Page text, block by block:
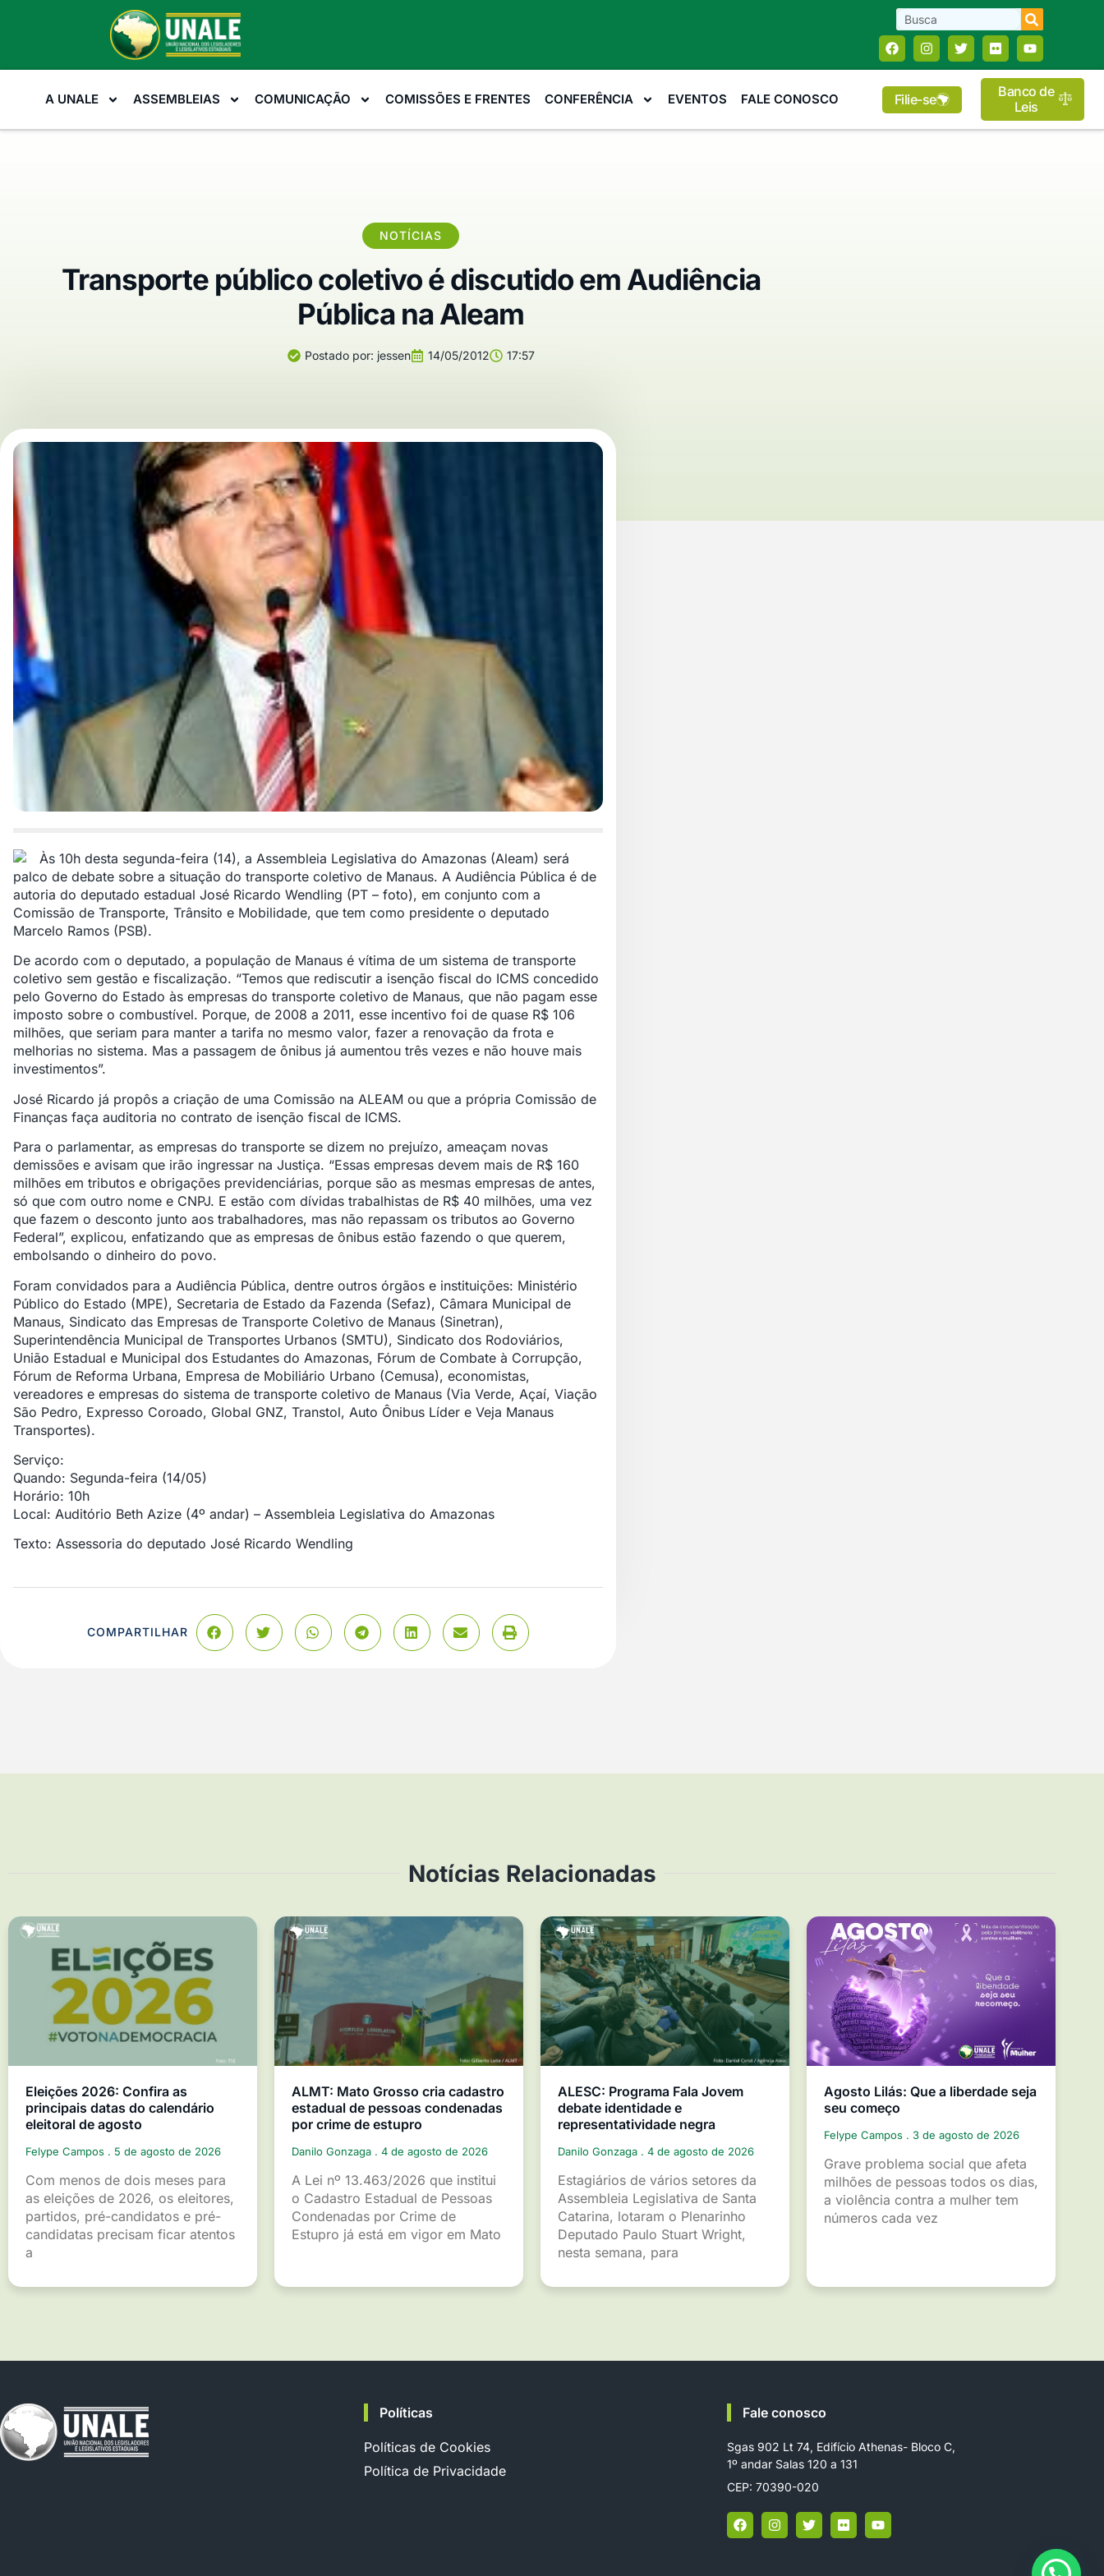
A UNALE ASSEMBLEIAS COMUNICAÇÃO COMISSÕES E FRENTES CONFERÊNCIA EVENTOS FALE CONOSCO Filie-se
Banco de
Leis
NOTÍCIAS
Transporte público coletivo é discutido em Audiência
Pública na Aleam
Postado por: jessen 14/05/2012 17:57
Às 10h desta segunda-feira (14), a Assembleia Legislativa do Amazonas (Aleam) será
palco de debate sobre a situação do transporte coletivo de Manaus. A Audiência Pública é de
autoria do deputado estadual José Ricardo Wendling (PT – foto), em conjunto com a
Comissão de Transporte, Trânsito e Mobilidade, que tem como presidente o deputado
Marcelo Ramos (PSB).
De acordo com o deputado, a população de Manaus é vítima de um sistema de transporte
coletivo sem gestão e fiscalização. “Temos que rediscutir a isenção fiscal do ICMS concedido
pelo Governo do Estado às empresas do transporte coletivo de Manaus, que não pagam esse
imposto sobre o combustível. Porque, de 2008 a 2011, esse incentivo foi de quase R$ 106
milhões, que seriam para manter a tarifa no mesmo valor, fazer a renovação da frota e
melhorias no sistema. Mas a passagem de ônibus já aumentou três vezes e não houve mais
investimentos”.
José Ricardo já propôs a criação de uma Comissão na ALEAM ou que a própria Comissão de
Finanças faça auditoria no contrato de isenção fiscal de ICMS.
Para o parlamentar, as empresas do transporte se dizem no prejuízo, ameaçam novas
demissões e avisam que irão ingressar na Justiça. “Essas empresas devem mais de R$ 160
milhões em tributos e obrigações previdenciárias, porque são as mesmas empresas de antes,
só que com outro nome e CNPJ. E estão com dívidas trabalhistas de R$ 40 milhões, uma vez
que fazem o desconto junto aos trabalhadores, mas não repassam os tributos ao Governo
Federal”, explicou, enfatizando que as empresas de ônibus estão fazendo o que querem,
embolsando o dinheiro do povo.
Foram convidados para a Audiência Pública, dentre outros órgãos e instituições: Ministério
Público do Estado (MPE), Secretaria de Estado da Fazenda (Sefaz), Câmara Municipal de
Manaus, Sindicato das Empresas de Transporte Coletivo de Manaus (Sinetran),
Superintendência Municipal de Transportes Urbanos (SMTU), Sindicato dos Rodoviários,
União Estadual e Municipal dos Estudantes do Amazonas, Fórum de Combate à Corrupção,
Fórum de Reforma Urbana, Empresa de Mobiliário Urbano (Cemusa), economistas,
vereadores e empresas do sistema de transporte coletivo de Manaus (Via Verde, Açaí, Viação
São Pedro, Expresso Coroado, Global GNZ, Transtol, Auto Ônibus Líder e Veja Manaus
Transportes).
Serviço:
Quando: Segunda-feira (14/05)
Horário: 10h
Local: Auditório Beth Azize (4º andar) – Assembleia Legislativa do Amazonas
Texto: Assessoria do deputado José Ricardo Wendling
COMPARTILHAR
Notícias Relacionadas
Eleições 2026: Confira as
principais datas do calendário
eleitoral de agosto
Felype Campos 5 de agosto de 2026
Com menos de dois meses para
as eleições de 2026, os eleitores,
partidos, pré-candidatos e pré-
candidatas precisam ficar atentos
a
ALMT: Mato Grosso cria cadastro
estadual de pessoas condenadas
por crime de estupro
Danilo Gonzaga 4 de agosto de 2026
A Lei nº 13.463/2026 que institui
o Cadastro Estadual de Pessoas
Condenadas por Crime de
Estupro já está em vigor em Mato
ALESC: Programa Fala Jovem
debate identidade e
representatividade negra
Danilo Gonzaga 4 de agosto de 2026
Estagiários de vários setores da
Assembleia Legislativa de Santa
Catarina, lotaram o Plenarinho
Deputado Paulo Stuart Wright,
nesta semana, para
Agosto Lilás: Que a liberdade seja
seu começo
Felype Campos 3 de agosto de 2026
Grave problema social que afeta
milhões de pessoas todos os dias,
a violência contra a mulher tem
números cada vez
Políticas
Políticas de Cookies
Política de Privacidade
Fale conosco
Sgas 902 Lt 74, Edifício Athenas- Bloco C,
1º andar Salas 120 a 131
CEP: 70390-020